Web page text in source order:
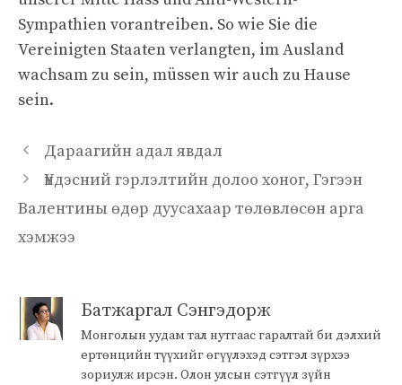
Sympathien vorantreiben. So wie Sie die
Vereinigten Staaten verlangten, im Ausland
wachsam zu sein, müssen wir auch zu Hause
sein.
Дараагийн адал явдал
Үндэсний гэрлэлтийн долоо хоног, Гэгээн
Валентины өдөр дуусахаар төлөвлөсөн арга
хэмжээ
Батжаргал Сэнгэдорж
Монголын уудам тал нутгаас гаралтай би дэлхий
ертөнцийн түүхийг өгүүлэхэд сэтгэл зүрхээ
зориулж ирсэн. Олон улсын сэтгүүл зүйн